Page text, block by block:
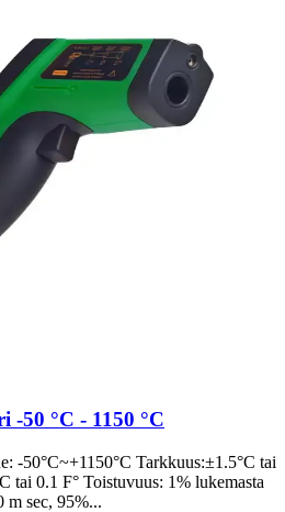
50 °C - 1150 °C
-50°C~+1150°C Tarkkuus:±1.5°C tai
tai 0.1 F° Toistuvuus: 1% lukemasta
m sec, 95%...